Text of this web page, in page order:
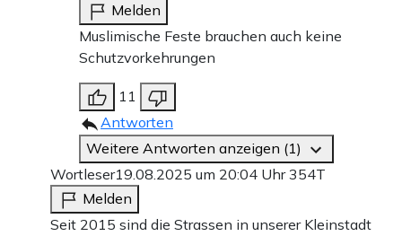
Melden
Muslimische Feste brauchen auch keine
Schutzvorkehrungen
11
Antworten
Weitere Antworten anzeigen (1)
Wortleser19.08.2025 um 20:04 Uhr354T
Melden
Seit 2015 sind die Strassen in unserer Kleinstadt